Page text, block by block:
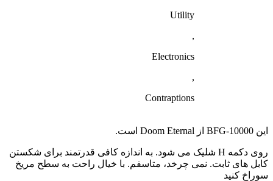
Utility
,
Electronics
,
Contraptions
این BFG-10000 از Doom Eternal است.
روی دکمه H شلیک می شود. به اندازه کافی قدرتمند برای شکستن
کابل های ثابت. نمی چرخد، متاسفم. با خیال راحت به سطح مریخ
سوراخ کنید